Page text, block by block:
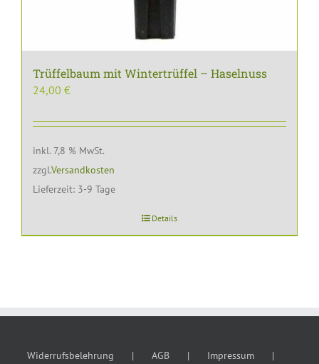
Trüffelbaum mit Wintertrüffel – Haselnuss
24,00 €
inkl. 7,8 % MwSt.
zzgl.Versandkosten
Lieferzeit: 3-9 Tage
Details
Widerrufsbelehrung AGB
Impressum